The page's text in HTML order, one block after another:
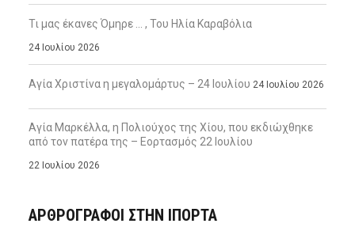
Τι μας έκανες Όμηρε … , Του Ηλία Καραβόλια
24 Ιουλίου 2026
Αγία Χριστίνα η μεγαλομάρτυς – 24 Ιουλίου 24 Ιουλίου 2026
Αγία Μαρκέλλα, η Πολιούχος της Χίου, που εκδιώχθηκε
από τον πατέρα της – Εορτασμός 22 Ιουλίου
22 Ιουλίου 2026
ΑΡΘΡΟΓΡΑΦΟΙ ΣΤΗΝ IΠΟΡΤΑ